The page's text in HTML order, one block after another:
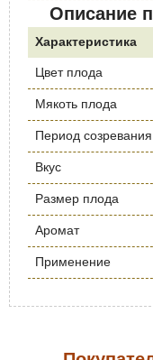
Описание
Характеристика
Цвет плода
Мякоть плода
Период созревания
Вкус
Размер плода
Аромат
Применение